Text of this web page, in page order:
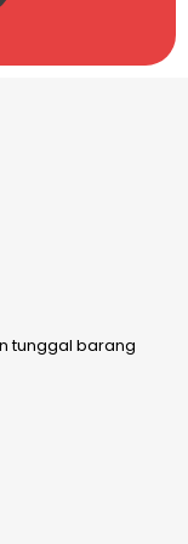
tunggal barang